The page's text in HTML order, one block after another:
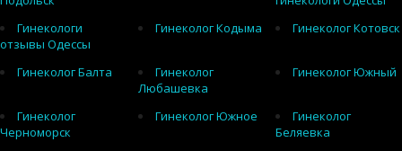
Гинекологи
отзывы Одессы
Гинеколог Кодыма Гинеколог Котовск
Гинеколог Балта
Гинеколог
Любашевка
Гинеколог Южный
Гинеколог
Черноморск
Гинеколог Южное
Гинеколог
Беляевка